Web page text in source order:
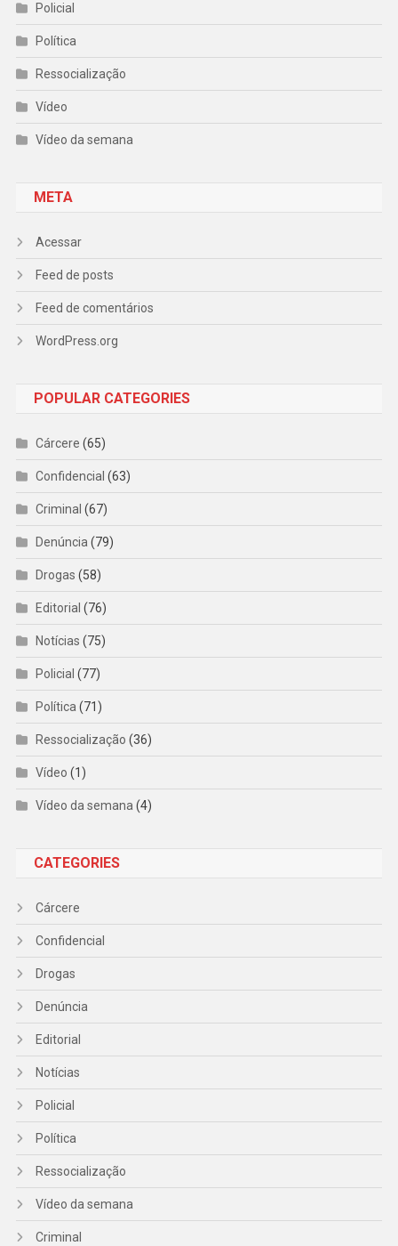
Policial
Política
Ressocialização
Vídeo
Vídeo da semana
META
Acessar
Feed de posts
Feed de comentários
WordPress.org
POPULAR CATEGORIES
Cárcere (65)
Confidencial (63)
Criminal (67)
Denúncia (79)
Drogas (58)
Editorial (76)
Notícias (75)
Policial (77)
Política (71)
Ressocialização (36)
Vídeo (1)
Vídeo da semana (4)
CATEGORIES
Cárcere
Confidencial
Drogas
Denúncia
Editorial
Notícias
Policial
Política
Ressocialização
Vídeo da semana
Criminal